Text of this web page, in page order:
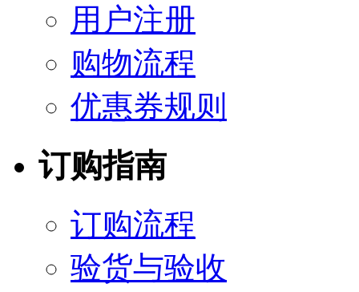
用户注册
购物流程
优惠券规则
订购指南
订购流程
验货与验收